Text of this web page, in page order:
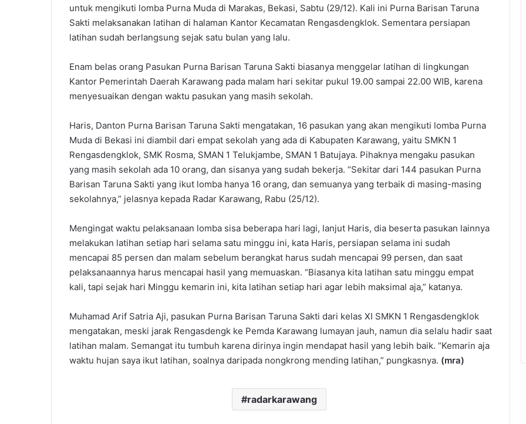
untuk mengikuti lomba Purna Muda di Marakas, Bekasi, Sabtu (29/12). Kali ini Purna Barisan Taruna
Sakti melaksanakan latihan di halaman Kantor Kecamatan Rengasdengklok. Sementara persiapan
latihan sudah berlangsung sejak satu bulan yang lalu.
Enam belas orang Pasukan Purna Barisan Taruna Sakti biasanya menggelar latihan di lingkungan
Kantor Pemerintah Daerah Karawang pada malam hari sekitar pukul 19.00 sampai 22.00 WIB, karena
menyesuaikan dengan waktu pasukan yang masih sekolah.
Haris, Danton Purna Barisan Taruna Sakti mengatakan, 16 pasukan yang akan mengikuti lomba Purna
Muda di Bekasi ini diambil dari empat sekolah yang ada di Kabupaten Karawang, yaitu SMKN 1
Rengasdengklok, SMK Rosma, SMAN 1 Telukjambe, SMAN 1 Batujaya. Pihaknya mengaku pasukan
yang masih sekolah ada 10 orang, dan sisanya yang sudah bekerja. “Sekitar dari 144 pasukan Purna
Barisan Taruna Sakti yang ikut lomba hanya 16 orang, dan semuanya yang terbaik di masing-masing
sekolahnya,” jelasnya kepada Radar Karawang, Rabu (25/12).
Mengingat waktu pelaksanaan lomba sisa beberapa hari lagi, lanjut Haris, dia beserta pasukan lainnya
melakukan latihan setiap hari selama satu minggu ini, kata Haris, persiapan selama ini sudah
mencapai 85 persen dan malam sebelum berangkat harus sudah mencapai 99 persen, dan saat
pelaksanaannya harus mencapai hasil yang memuaskan. “Biasanya kita latihan satu minggu empat
kali, tapi sejak hari Minggu kemarin ini, kita latihan setiap hari agar lebih maksimal aja,” katanya.
Muhamad Arif Satria Aji, pasukan Purna Barisan Taruna Sakti dari kelas XI SMKN 1 Rengasdengklok
mengatakan, meski jarak Rengasdengk ke Pemda Karawang lumayan jauh, namun dia selalu hadir saat
latihan malam. Semangat itu tumbuh karena dirinya ingin mendapat hasil yang lebih baik. “Kemarin aja
waktu hujan saya ikut latihan, soalnya daripada nongkrong mending latihan,” pungkasnya. (mra)
radarkarawang